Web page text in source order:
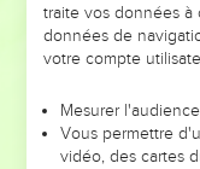
dévore ses deux
t-il donc utile à
d’autant moins en
dévoré et qu'il est
traite vos données à
données de
votre compte
Mesurer
Vous permettre
vidéo, des cartes